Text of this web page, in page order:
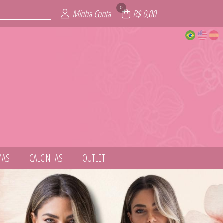
Minha Conta 0 R$ 0,00
CALCINHAS OUTLET